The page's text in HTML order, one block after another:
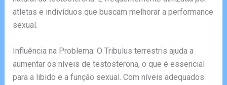
atletas e indivíduos que buscam melhorar a performance
sexual.
Influência na Problema: O Tribulus terrestris ajuda a
aumentar os níveis de testosterona, o que é essencial
para a libido e a função sexual. Com níveis adequados